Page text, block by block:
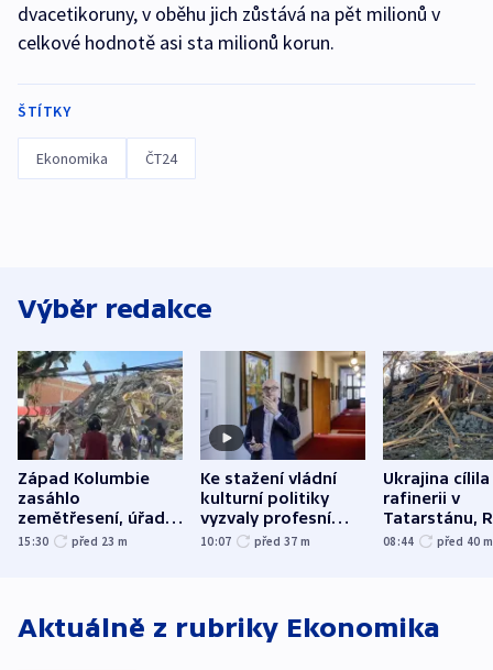
dvacetikoruny, v oběhu jich zůstává na pět milionů v
celkové hodnotě asi sta milionů korun.
ŠTÍTKY
Ekonomika ČT24
Výběr redakce
Západ Kolumbie
zasáhlo
zemětřesení, úřady
hlásí přes sto obětí
15:30 před 23 m
Ke stažení vládní
kulturní politiky
vyzvaly profesní
organizace, spolky i
10:07 před 37 m
Ukrajina cílila
rafinerii v
Tatarstánu,
útočilo na
08:44 před 40 m
Aktuálně z rubriky Ekonomika